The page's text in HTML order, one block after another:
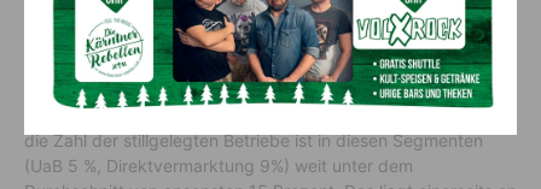
und Schulen entsprechende Ziele und
Umsetzungsmaßnahmen formuliert. Die Umfrage ergab, dass
gerade die Bereiche Direktvermarktung und Urlaub am
Bauernhof von den Betrieben sehr positiv gesehen werden
und im Schulnotensystem mit einer „2“ bewertet werden. Auch
die Zahl der stillgelegten Betriebe ist in diesen Segmenten
(UaB 5 %, Direktvermarktung 9%) weit unter dem